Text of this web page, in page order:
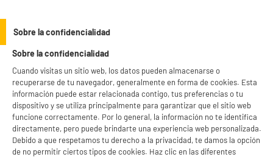
current-store
LEGANÉS, MADRID
productItem__availability-
change-btn
product_list_sticky_button_Filter
Rechazar todas BIENVENIDO a ELECTRO
Sobre la confidencialidad
Sobre la confidencialidad
Cuando visitas un sitio web, los datos pueden almacenarse o
recuperarse de tu navegador, generalmente en forma de cookies. Esta
información puede estar relacionada contigo, tus preferencias o tu
dispositivo y se utiliza principalmente para garantizar que el sitio web
funcione correctamente. Por lo general, la información no te identifica
directamente, pero puede brindarte una experiencia web personalizada.
Debido a que respetamos tu derecho a la privacidad, te damos la opción
de no permitir ciertos tipos de cookies. Haz clic en las diferentes